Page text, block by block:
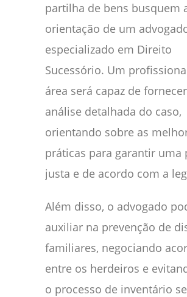
partilha de bens busquem
orientação de um
especializado em Direito
Sucessório. Um
área será capaz de
análise detalhada do caso,
orientando sobre as
práticas para garantir uma
justa e de acordo com a
Além disso, o advogado
auxiliar na prevenção de
familiares, negociando
entre os herdeiros e
o processo de inventário